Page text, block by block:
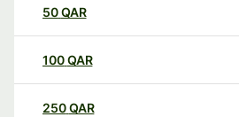
50QAR
100QAR
250QAR